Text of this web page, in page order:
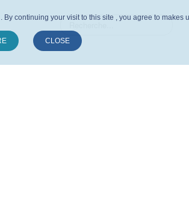
continuing your visit to this site , you agree to makes
CLOSE